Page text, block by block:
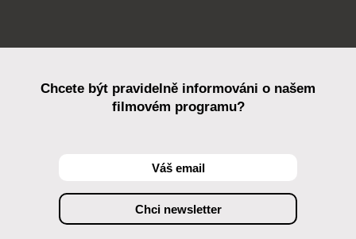
Chcete být pravidelně informováni o našem
filmovém programu?